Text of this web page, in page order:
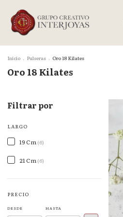
Inicio . Pulseras . Oro 18 Kilates
Oro 18 Kilates
Filtrar por
LARGO
19 Cm (6)
21 Cm (6)
PRECIO
DESDE HASTA